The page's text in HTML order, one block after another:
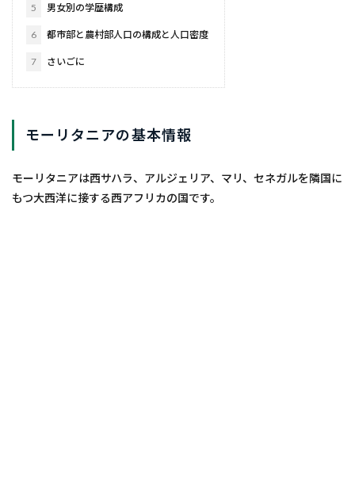
5 男女別の学歴構成
6 都市部と農村部人口の構成と人口密度
7 さいごに
モーリタニアの基本情報
モーリタニアは西サハラ、アルジェリア、マリ、セネガルを隣国に
もつ大西洋に接する西アフリカの国です。